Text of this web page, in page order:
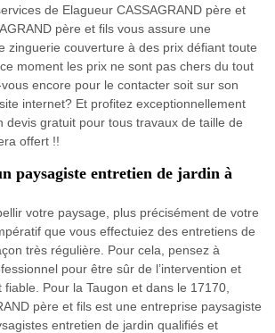
de Elagueur CASSAGRAND père et
père et fils vous assure une
zinguerie couverture à des prix défiant toute
moment les prix ne sont pas chers du tout
vous encore pour le contacter soit sur son
internet? Et profitez exceptionnellement
devis gratuit pour tous travaux de taille de
offert !!
paysagiste entretien de jardin à
votre paysage, plus précisément de votre
que vous effectuiez des entretiens de
très régulière. Pour cela, pensez à
pour être sûr de l’intervention et
fiable. Pour la Taugon et dans le 17170,
père et fils est une entreprise paysagiste
entretien de jardin qualifiés et